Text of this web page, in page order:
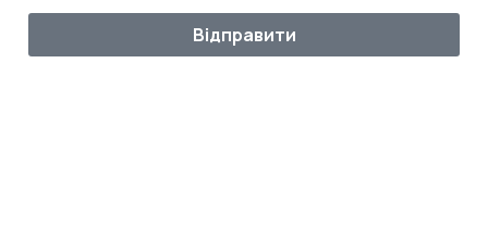
Відправити